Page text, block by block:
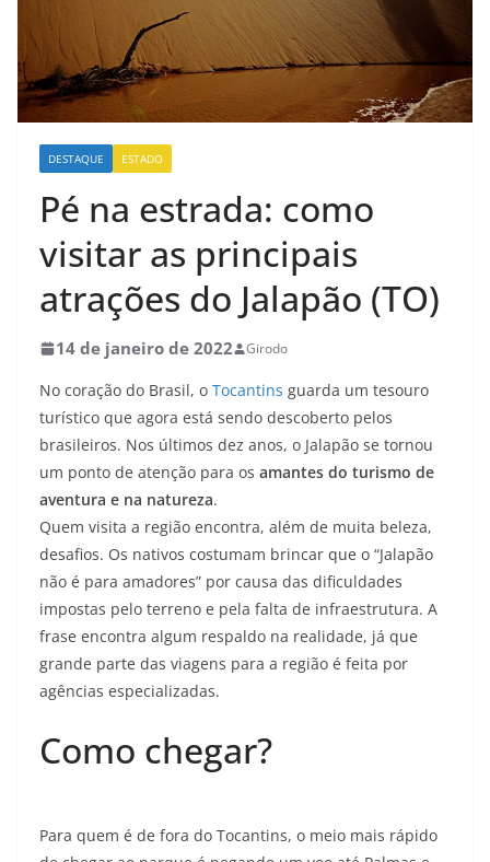
DESTAQUE ESTADO
Pé na estrada: como
visitar as principais
atrações do Jalapão (TO)
14 de janeiro de 2022 Girodo
No coração do Brasil, o Tocantins guarda um tesouro
turístico que agora está sendo descoberto pelos
brasileiros. Nos últimos dez anos, o Jalapão se tornou
um ponto de atenção para os amantes do turismo de
aventura e na natureza.
Quem visita a região encontra, além de muita beleza,
desafios. Os nativos costumam brincar que o “Jalapão
não é para amadores” por causa das dificuldades
impostas pelo terreno e pela falta de infraestrutura. A
frase encontra algum respaldo na realidade, já que
grande parte das viagens para a região é feita por
agências especializadas.
Como chegar?
Para quem é de fora do Tocantins, o meio mais rápido